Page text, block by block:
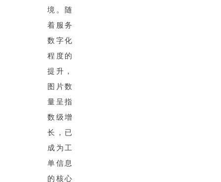
境。随
着服务
数字化
程度的
提升，
图片数
量呈指
数级增
长，已
成为工
单信息
的核心